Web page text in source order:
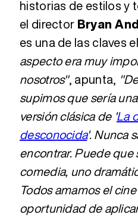
historias de estilos y
el director Bryan
es una de las claves
aspecto era muy
nosotros", apunta,
supimos que sería
versión clásica de 'La
desconocida'. Nunca
encontrar. Puede
comedia, uno
Todos amamos el
oportunidad de